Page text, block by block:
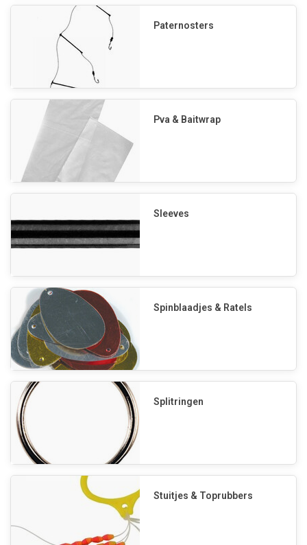
Paternosters
Pva & Baitwrap
Sleeves
Spinblaadjes & Ratels
Splitringen
Stuitjes & Toprubbers